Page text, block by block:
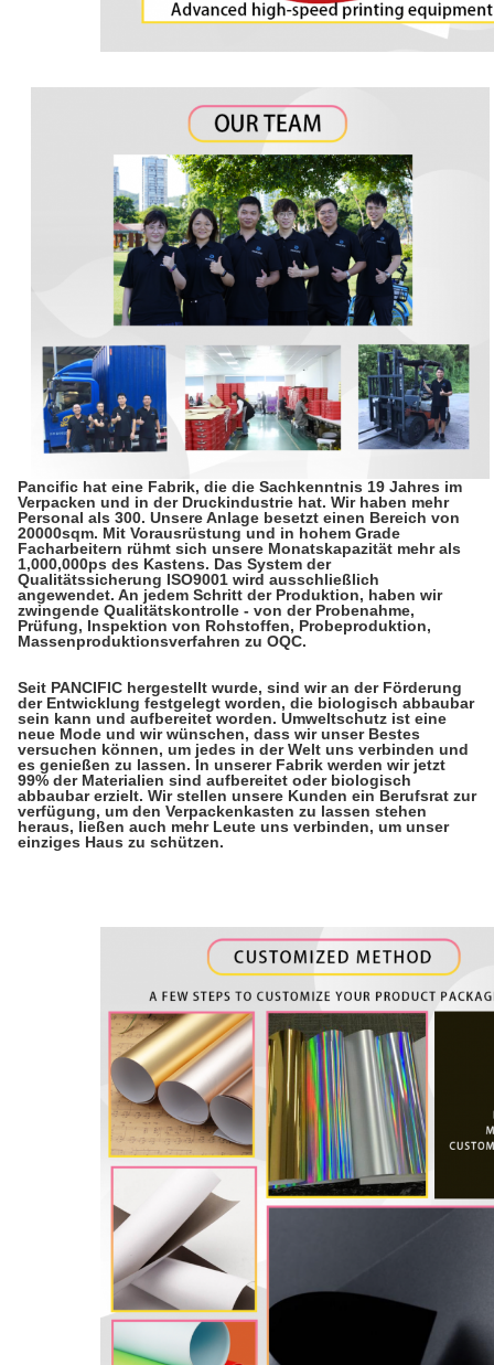
Pancific hat eine Fabrik, die die Sachkenntnis 19 Jahres im
Verpacken und in der Druckindustrie hat. Wir haben mehr
Personal als 300. Unsere Anlage besetzt einen Bereich von
20000sqm. Mit Vorausrüstung und in hohem Grade
Facharbeitern rühmt sich unsere Monatskapazität mehr als
1,000,000ps des Kastens. Das System der
Qualitätssicherung ISO9001 wird ausschließlich
angewendet. An jedem Schritt der Produktion, haben wir
zwingende Qualitätskontrolle - von der Probenahme,
Prüfung, Inspektion von Rohstoffen, Probeproduktion,
Massenproduktionsverfahren zu OQC.
Seit PANCIFIC hergestellt wurde, sind wir an der Förderung
der Entwicklung festgelegt worden, die biologisch abbaubar
sein kann und aufbereitet worden. Umweltschutz ist eine
neue Mode und wir wünschen, dass wir unser Bestes
versuchen können, um jedes in der Welt uns verbinden und
es genießen zu lassen. In unserer Fabrik werden wir jetzt
99% der Materialien sind aufbereitet oder biologisch
abbaubar erzielt. Wir stellen unsere Kunden ein Berufsrat zur
verfügung, um den Verpackenkasten zu lassen stehen
heraus, ließen auch mehr Leute uns verbinden, um unser
einziges Haus zu schützen.